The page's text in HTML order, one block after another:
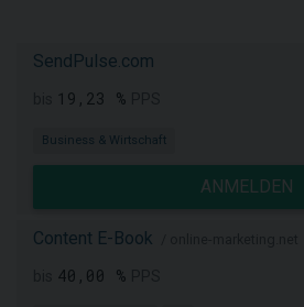
SendPulse.com
19,23 %
Business & Wirtschaft
ANMELDEN
Content E-Book
40,00 %